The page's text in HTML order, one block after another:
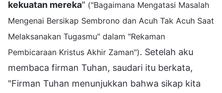
kekuatan mereka" ("Bagaimana Mengatasi Masalah
Mengenai Bersikap Sembrono dan Acuh Tak Acuh Saat
Melaksanakan Tugasmu" dalam "Rekaman
Pembicaraan Kristus Akhir Zaman"). Setelah aku
membaca firman Tuhan, saudari itu berkata,
"Firman Tuhan menunjukkan bahwa sikap kita